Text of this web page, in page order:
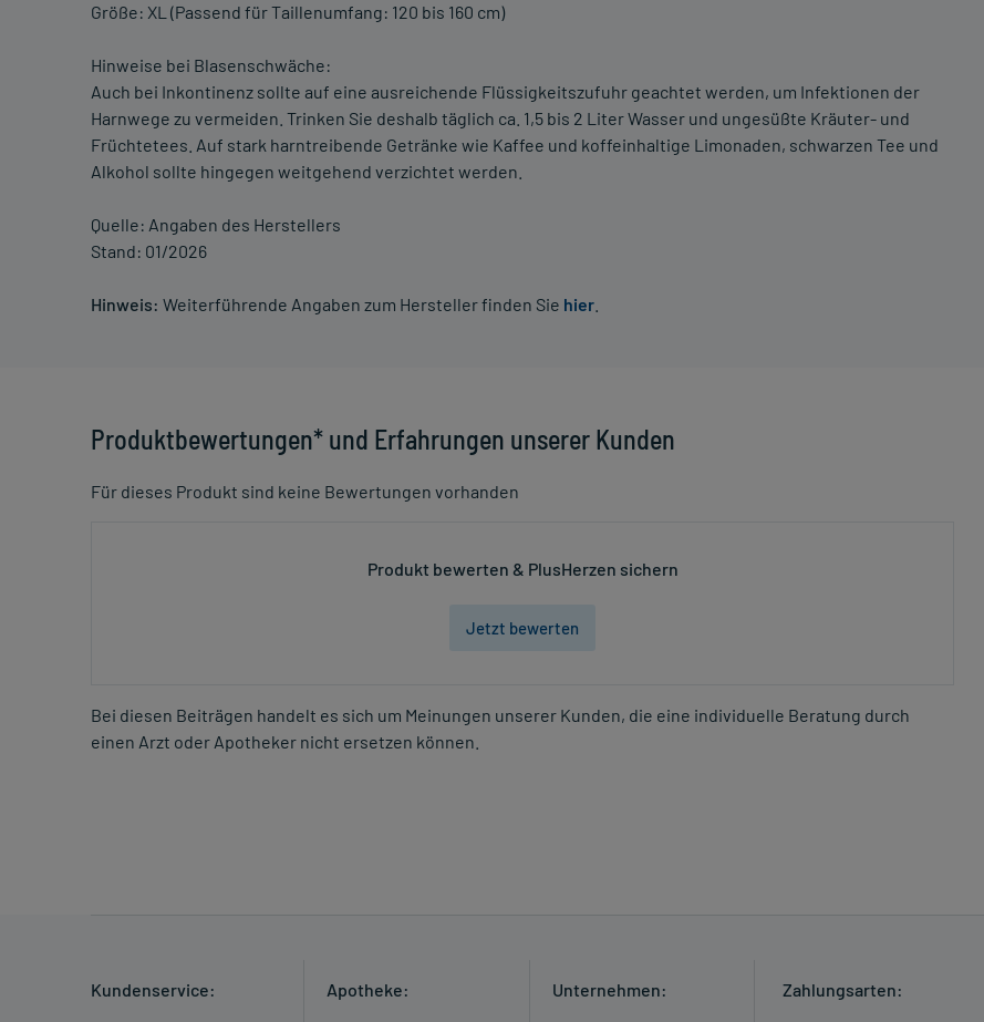
Größe: XL (Passend für Taillenumfang: 120 bis 160 cm)
Hinweise bei Blasenschwäche:
Auch bei Inkontinenz sollte auf eine ausreichende Flüssigkeitszufuhr geachtet werden, um Infektionen der
Harnwege zu vermeiden. Trinken Sie deshalb täglich ca. 1,5 bis 2 Liter Wasser und ungesüßte Kräuter- und
Früchtetees. Auf stark harntreibende Getränke wie Kaffee und koffeinhaltige Limonaden, schwarzen Tee und
Alkohol sollte hingegen weitgehend verzichtet werden.
Quelle: Angaben des Herstellers
Stand: 01/2026
Hinweis: Weiterführende Angaben zum Hersteller finden Sie hier
Produktbewertungen* und Erfahrungen unserer Kunden
Für dieses Produkt sind keine Bewertungen vorhanden
Produkt bewerten & PlusHerzen sichern
Jetzt bewerten
Bei diesen Beiträgen handelt es sich um Meinungen unserer Kunden, die eine individuelle Beratung durch
einen Arzt oder Apotheker nicht ersetzen können.
Kundenservice: Apotheke: Unternehmen: Zahlungsarten: